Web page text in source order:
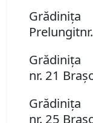
Prelungitnr.
nr. 21
nr. 25